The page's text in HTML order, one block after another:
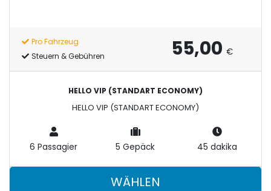
Pro Fahrzeug
Steuern & Gebühren
55,00 €
HELLO VIP (STANDART ECONOMY)
HELLO VIP (STANDART ECONOMY)
6 Passagier 5 Gepäck 45 dakika
WÄHLEN